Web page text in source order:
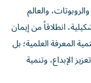
والعالم
انطلاقاً من إيمان
المعرفة العلمية؛ بل
الإبداع، وتنمية